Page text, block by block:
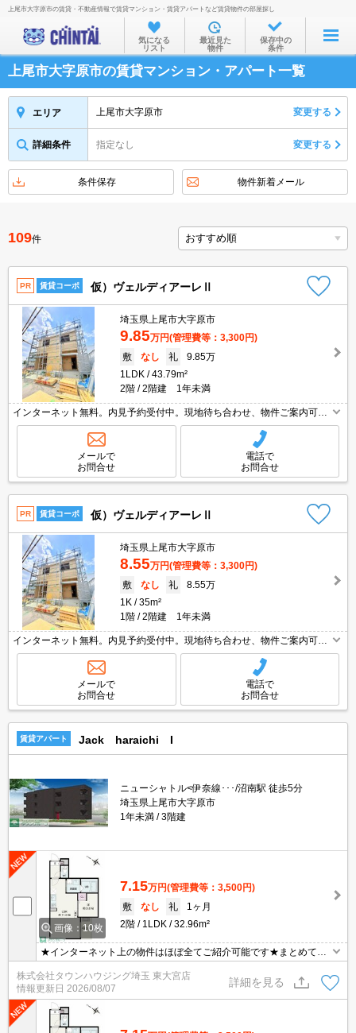
お部屋を探す
沿線・駅から
住所から
物件特集から
不動産会社から
TOP
上尾市大字原市の賃貸・不動産情報で賃貸マンション・賃貸アパートなど賃貸物件の部屋探し
気になる
リスト
最近見た
物件
保存中の
条件
上尾市大字原市の賃貸マンション・アパート一覧
エリア 上尾市大字原市 変更する
詳細条件 指定なし 変更する
条件保存 物件新着メール
109件
PR 賃貸コーポ 仮）ヴェルディアーレⅡ
埼玉県上尾市大字原市
9.85万円(管理費等：3,300円)
敷
なし 礼
9.85万
1LDK
43.79m²
2階
2階建 1年未満
インターネット無料。内見予約受付中。現地待ち合わせ、物件ご案内可
能。オンライン内見対応可。都市ガス使用。エアコン2基付き。便利な宅
配BOX。バス・トイレ別。室内物干しあり。
メールで
お問合せ
電話で
お問合せ
PR 賃貸コーポ 仮）ヴェルディアーレⅡ
埼玉県上尾市大字原市
8.55万円(管理費等：3,300円)
敷
なし 礼
8.55万
1K
35m²
1階
2階建 1年未満
インターネット無料。内見予約受付中。現地待ち合わせ、物件ご案内可
能。オンライン内見対応可。都市ガス使用。エアコン2基付き。室内物干
しあり。便利な宅配BOX。バス・トイレ別。
メールで
お問合せ
電話で
お問合せ
賃貸アパート Jack haraichi I
ニューシャトル<伊奈線･･･/沼南駅 徒歩5分
埼玉県上尾市大字原市
1年未満
3階建
画像：10枚
7.15万円(管理費等：3,500円)
敷
なし 礼
1ヶ月
2階
1LDK 32.96m²
★インターネット上の物件はほぼ全てご紹介可能です★まとめてご
紹介致します★お部屋探しは情報量地域No１の★タウンハウジング
東大宮店まで★
株式会社タウンハウジング埼玉 東大宮店
情報更新日 2026/08/07
詳細を見る